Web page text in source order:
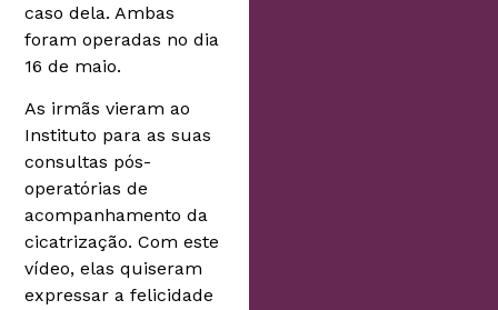
caso dela. Ambas
foram operadas no dia
16 de maio.
As irmãs vieram ao
Instituto para as suas
consultas pós-
operatórias de
acompanhamento da
cicatrização. Com este
vídeo, elas quiseram
expressar a felicidade